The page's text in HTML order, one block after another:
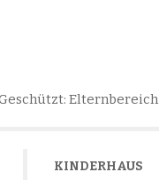
Elternbereich
KINDERHAUS